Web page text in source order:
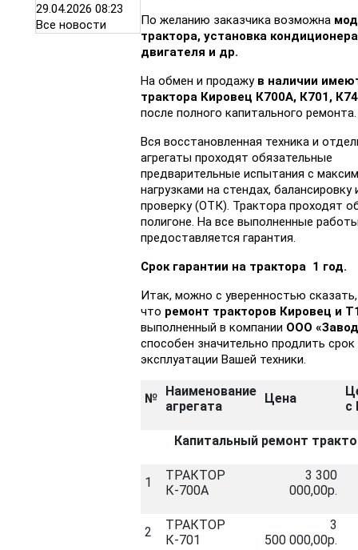
29.04.2026 08:23
Все новости
По желанию заказчика возможна
трактора, установка
двигателя и др.
На обмен и продажу в наличии
трактора Кировец К700А, К701,
после полного капитального ремонта.
Вся восстановленная техника и
агрегаты проходят обязательные
предварительные испытания с
нагрузками на стендах, балансировку
проверку (ОТК). Трактора проходят
полигоне. На все выполненные
предоставляется гарантия.
Срок гарантии на трактора 1 год.
Итак, можно с уверенностью сказать,
что ремонт тракторов Кировец и
выполненный в компании ООО
способен значительно продлить срок
эксплуатации Вашей техники.
№ Наименование
агрегата
Цена
с
Капитальный ремонт
1
ТРАКТОР
К-700А
3 300
000,00р.
2
ТРАКТОР
К-701
3
500 000,00р.